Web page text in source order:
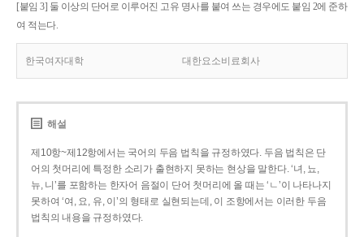
[붙임 3] 둘 이상의 단어로 이루어진 고유 명사를 붙여 쓰는 경우에도 붙임 2에 준하
여 적는다.
한국여자대학 대한요소비료회사
해설
제10항~제12항에서는 국어의 두음 법칙을 규정하였다. 두음 법칙은 단
어의 첫머리에 특정한 소리가 출현하지 못하는 현상을 말한다. ‘녀, 뇨,
뉴, 니’를 포함하는 한자어 음절이 단어 첫머리에 올 때는 ‘ㄴ’이 나타나지
못하여 ‘여, 요, 유, 이’의 형태로 실현되는데, 이 조항에서는 이러한 두음
법칙의 내용을 규정하였다.